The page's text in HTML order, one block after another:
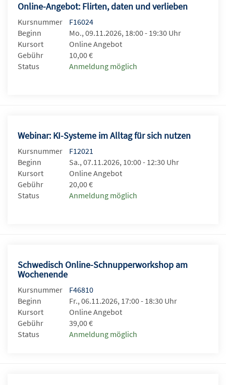
Online-Angebot: Flirten, daten und verlieben
Kursnummer
F16024
Beginn
Mo., 09.11.2026, 18:00 - 19:30 Uhr
Kursort
Online Angebot
Gebühr
10,00 €
Status
Anmeldung möglich
Webinar: KI-Systeme im Alltag für sich nutzen
Kursnummer
F12021
Beginn
Sa., 07.11.2026, 10:00 - 12:30 Uhr
Kursort
Online Angebot
Gebühr
20,00 €
Status
Anmeldung möglich
Schwedisch Online-Schnupperworkshop am
Wochenende
Kursnummer
F46810
Beginn
Fr., 06.11.2026, 17:00 - 18:30 Uhr
Kursort
Online Angebot
Gebühr
39,00 €
Status
Anmeldung möglich